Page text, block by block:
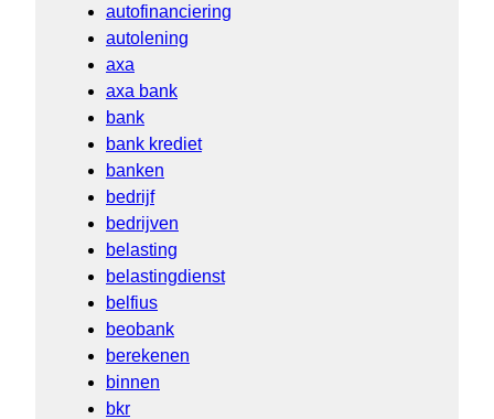
autofinanciering
autolening
axa
axa bank
bank
bank krediet
banken
bedrijf
bedrijven
belasting
belastingdienst
belfius
beobank
berekenen
binnen
bkr